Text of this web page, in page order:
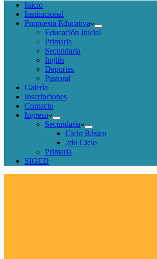
Inicio
Institucional
Propuesta Educativa
Educación Inicial
Primaria
Secundaria
Inglés
Deportes
Pastoral
Galería
Inscripciones
Contacto
Ingreso
Secundaria
Ciclo Básico
2do Ciclo
Primaria
SIGED